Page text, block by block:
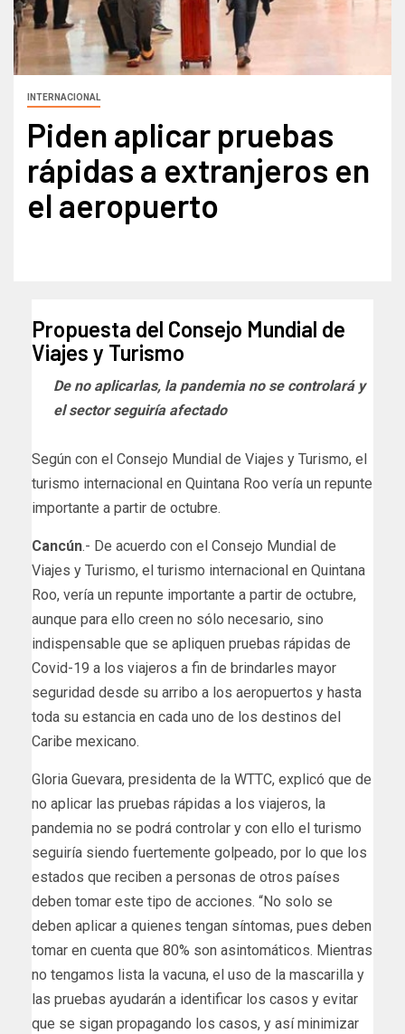
INTERNACIONAL
Piden aplicar pruebas
rápidas a extranjeros en
el aeropuerto
Propuesta del Consejo Mundial de
Viajes y Turismo
De no aplicarlas, la pandemia no se controlará y
el sector seguiría afectado
Según con el Consejo Mundial de Viajes y Turismo, el
turismo internacional en Quintana Roo vería un repunte
importante a partir de octubre.
Cancún.- De acuerdo con el Consejo Mundial de
Viajes y Turismo, el turismo internacional en Quintana
Roo, vería un repunte importante a partir de octubre,
aunque para ello creen no sólo necesario, sino
indispensable que se apliquen pruebas rápidas de
Covid-19 a los viajeros a fin de brindarles mayor
seguridad desde su arribo a los aeropuertos y hasta
toda su estancia en cada uno de los destinos del
Caribe mexicano.
Gloria Guevara, presidenta de la WTTC, explicó que de
no aplicar las pruebas rápidas a los viajeros, la
pandemia no se podrá controlar y con ello el turismo
seguiría siendo fuertemente golpeado, por lo que los
estados que reciben a personas de otros países
deben tomar este tipo de acciones. “No solo se
deben aplicar a quienes tengan síntomas, pues deben
tomar en cuenta que 80% son asintomáticos. Mientras
no tengamos lista la vacuna, el uso de la mascarilla y
las pruebas ayudarán a identificar los casos y evitar
que se sigan propagando los casos, y así minimizar